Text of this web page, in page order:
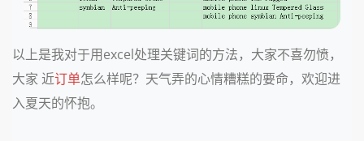
以上是我对于用excel处理关键词的方法，大家不喜勿愤，
大家 近订单怎么样呢？天气弄的心情糟糕的要命，欢迎进
入夏天的怀抱。